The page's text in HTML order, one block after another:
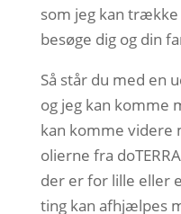
som jeg kan trække
besøge dig og din
Så står du med en
og jeg kan komme
kan komme videre
olierne fra
der er for lille eller
ting kan afhjælpes